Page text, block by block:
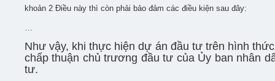
khoản 2 Điều này thì còn phải bảo đảm các điều kiện sau đây:
…
Như vậy, khi thực hiện dự án đầu tư trên hình
chấp thuận chủ trương đầu tư của Ủy ban nhân
tư.